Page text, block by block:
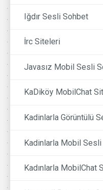
Iğdır Sesli Sohbet
İrc Siteleri
Javasız Mobil Sesli
KaDiköy MobilChat
Kadinlarla Görüntülü
Kadinlarla Mobil
Kadınlarla MobilChat